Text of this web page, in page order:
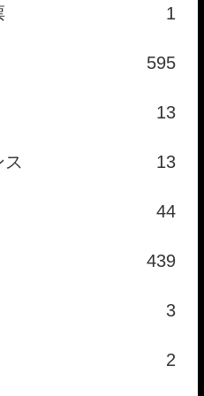
1
595
13
13
44
439
3
2